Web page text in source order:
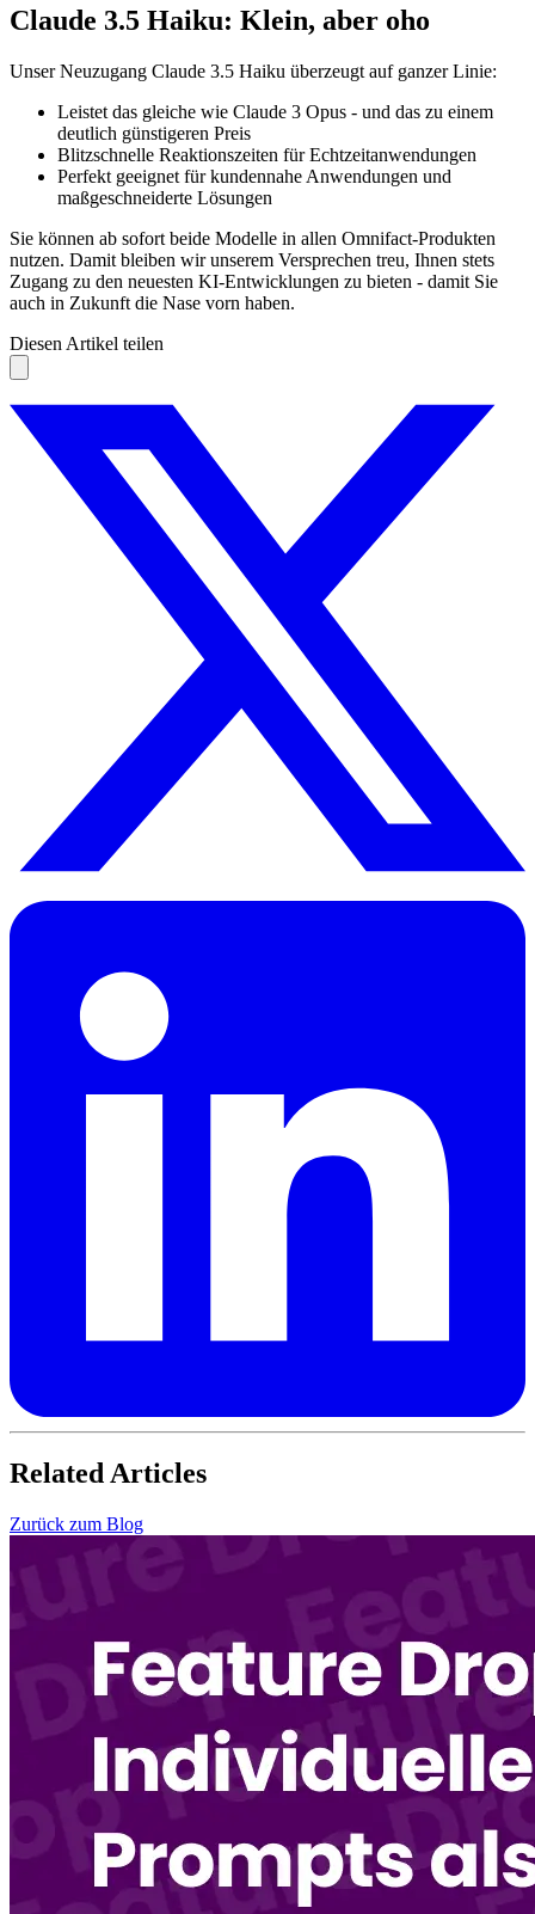
Claude 3.5 Haiku: Klein, aber oho
Unser Neuzugang Claude 3.5 Haiku überzeugt auf ganzer Linie:
Leistet das gleiche wie Claude 3 Opus - und das zu einem
deutlich günstigeren Preis
Blitzschnelle Reaktionszeiten für Echtzeitanwendungen
Perfekt geeignet für kundennahe Anwendungen und
maßgeschneiderte Lösungen
Sie können ab sofort beide Modelle in allen Omnifact-Produkten
nutzen. Damit bleiben wir unserem Versprechen treu, Ihnen stets
Zugang zu den neuesten KI-Entwicklungen zu bieten - damit Sie
auch in Zukunft die Nase vorn haben.
Diesen Artikel teilen
Related Articles
Zurück zum Blog